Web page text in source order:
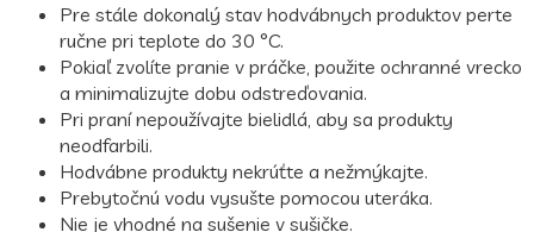
Pre stále dokonalý stav hodvábnych produktov perte
ručne pri teplote do 30 °C.
Pokiaľ zvolíte pranie v práčke, použite ochranné vrecko
a minimalizujte dobu odstreďovania.
Pri praní nepoužívajte bielidlá, aby sa produkty
neodfarbili.
Hodvábne produkty nekrúťte a nežmýkajte.
Prebytočnú vodu vysušte pomocou uteráka.
Nie je vhodné na sušenie v sušičke.